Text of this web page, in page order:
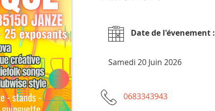
Date de l'évenement :
Samedi 20 Juin 2026
0683343943